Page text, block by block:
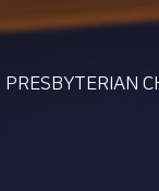
PRESBYTERIAN